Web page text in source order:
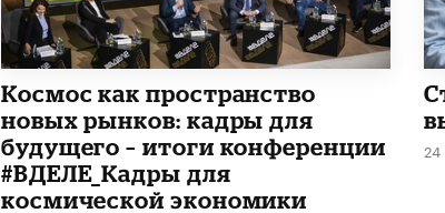
Космос как пространство
новых рынков: кадры для
будущего – итоги конференции
#ВДЕЛЕ_Кадры для
космической экономики